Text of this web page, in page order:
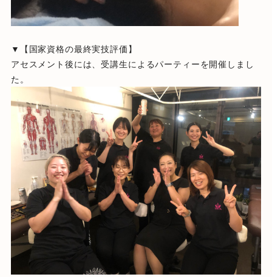
▼【国家資格の最終実技評価】
アセスメント後には、受講生によるパーティーを開催しまし
た。